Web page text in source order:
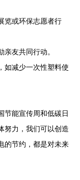
览或环保志愿者行
亲友共同行动。
如减少一次性塑料使
节能宣传周和低碳日
努力，我们可以创造
的节约，都是对未来